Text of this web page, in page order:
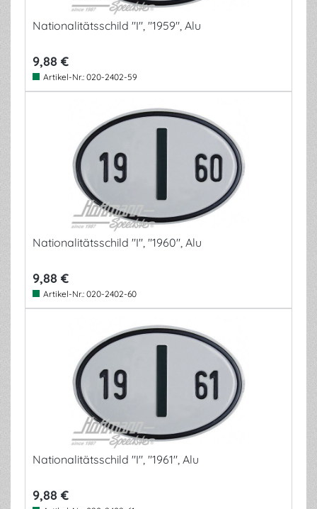
Nationalitätsschild "I", "1959", Alu
9,88 €
Artikel-Nr.: 020-2402-59
Nationalitätsschild "I", "1960", Alu
9,88 €
Artikel-Nr.: 020-2402-60
Nationalitätsschild "I", "1961", Alu
9,88 €